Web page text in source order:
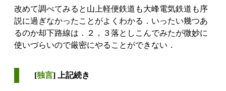
改めて調べてみると山上軽便鉄道も大峰電気鉄道も序
説に過ぎなかったことがよくわかる．いったい幾つあ
るのか却下路線は．２，３落としこんでみたが微妙に
使いづらいので厳密にやることができない．
[独言] 上記続き